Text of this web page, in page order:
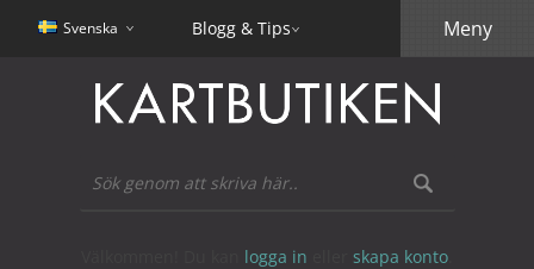
Svenska Blogg & Tips
logga in skapa konto
Meny